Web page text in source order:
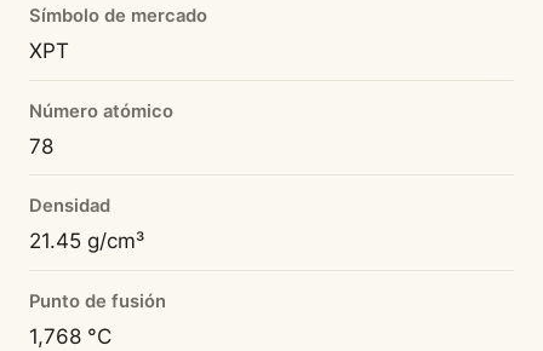
Símbolo de mercado
XPT
Número atómico
78
Densidad
21.45 g/cm³
Punto de fusión
1,768 °C